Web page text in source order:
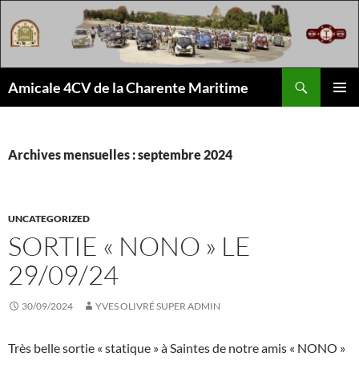
au
contenu
Amicale 4CV de la Charente Maritime
Archives mensuelles : septembre 2024
UNCATEGORIZED
SORTIE « NONO » LE
29/09/24
30/09/2024 YVES OLIVRÉ SUPER ADMIN
Très belle sortie « statique » à Saintes de notre amis « NONO »